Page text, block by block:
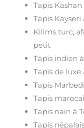
Tapis
Tapis
Kilims turc,
petit
Tapis indien
Tapis de luxe
Tapis
Tapis
Tapis nain à
Tapis